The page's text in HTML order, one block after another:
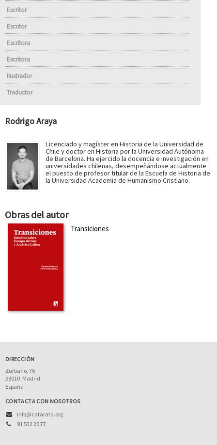
Escritor
Escritor
Escritora
Escritora
Ilustrador
Traductor
Rodrigo Araya
Licenciado y magíster en Historia de la Universidad de
Chile y doctor en Historia por la Universidad Autónoma
de Barcelona. Ha ejercido la docencia e investigación en
universidades chilenas, desempeñándose actualmente
el puesto de profesor titular de la Escuela de Historia de
la Universidad Academia de Humanismo Cristiano.
Obras del autor
Transiciones
DIRECCIÓN
Zurbano, 76
28010 Madrid
España
CONTACTA CON NOSOTROS
info@catarata.org
91 532 20 77